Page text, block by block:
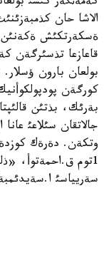
الاشا حان
ةسكةرتكئش ةكةنئن
قاعازعا تذسئرگةن
كورگةن
بةرئك، بذتئن
جالاتقان سئلاعئ
وتكةن. دةرةك
1توم ق.احمةتوأ،
سةريياسئ